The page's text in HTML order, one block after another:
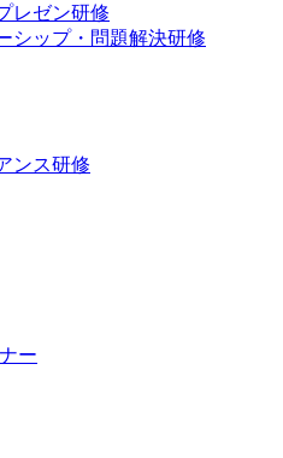
レゼン研修
シップ・問題解決研修
ンス研修
ー